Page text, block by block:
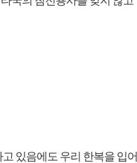
있음에도 우리 한복을 입어